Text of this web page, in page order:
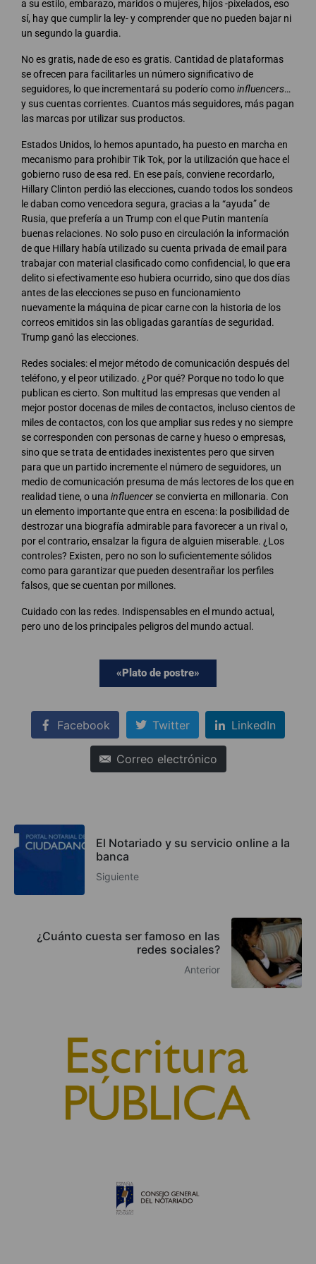
a su estilo, embarazo, maridos o mujeres, hijos -pixelados, eso
sí, hay que cumplir la ley- y comprender que no pueden bajar ni
un segundo la guardia.
No es gratis, nade de eso es gratis. Cantidad de plataformas
se ofrecen para facilitarles un número significativo de
seguidores, lo que incrementará su poderío comoinfluencers…
y sus cuentas corrientes. Cuantos más seguidores, más pagan
las marcas por utilizar sus productos.
Estados Unidos, lo hemos apuntado, ha puesto en marcha en
mecanismo para prohibir Tik Tok, por la utilización que hace el
gobierno ruso de esa red. En ese país, conviene recordarlo,
Hillary Clinton perdió las elecciones, cuando todos los sondeos
le daban como vencedora segura, gracias a la “ayuda” de
Rusia, que prefería a un Trump con el que Putin mantenía
buenas relaciones. No solo puso en circulación la información
de que Hillary había utilizado su cuenta privada de email para
trabajar con material clasificado como confidencial, lo que era
delito si efectivamente eso hubiera ocurrido, sino que dos días
antes de las elecciones se puso en funcionamiento
nuevamente la máquina de picar carne con la historia de los
correos emitidos sin las obligadas garantías de seguridad.
Trump ganó las elecciones.
Redes sociales: el mejor método de comunicación después del
teléfono, y el peor utilizado. ¿Por qué? Porque no todo lo que
publican es cierto. Son multitud las empresas que venden al
mejor postor docenas de miles de contactos, incluso cientos de
miles de contactos, con los que ampliar sus redes y no siempre
se corresponden con personas de carne y hueso o empresas,
sino que se trata de entidades inexistentes pero que sirven
para que un partido incremente el número de seguidores, un
medio de comunicación presuma de más lectores de los que en
realidad tiene, o una influencer se convierta en millonaria. Con
un elemento importante que entra en escena: la posibilidad de
destrozar una biografía admirable para favorecer a un rival o,
por el contrario, ensalzar la figura de alguien miserable. ¿Los
controles? Existen, pero no son lo suficientemente sólidos
como para garantizar que pueden desentrañar los perfiles
falsos, que se cuentan por millones.
Cuidado con las redes. Indispensables en el mundo actual,
pero uno de los principales peligros del mundo actual.
«Plato de postre»
Facebook Twitter LinkedIn
Correo electrónico
El Notariado y su servicio online a la
banca
Siguiente
¿Cuánto cuesta ser famoso en las
redes sociales?
Anterior